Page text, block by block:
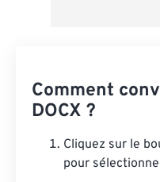
Comment
DOCX ?
Cliquez sur le
pour